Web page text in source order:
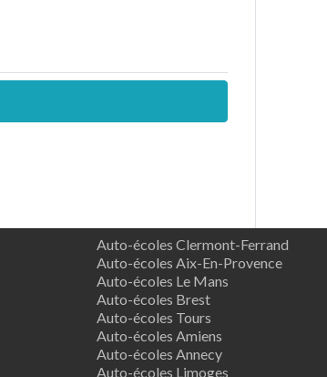
Auto-écoles Clermont-Ferrand
Auto-écoles Aix-En-Provence
Auto-écoles Le Mans
Auto-écoles Brest
Auto-écoles Tours
Auto-écoles Amiens
Auto-écoles Annecy
Auto-écoles Limoges